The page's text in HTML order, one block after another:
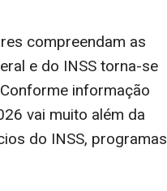
compreendam as
e do INSS torna-se
informação
vai muito além da
do INSS, programas